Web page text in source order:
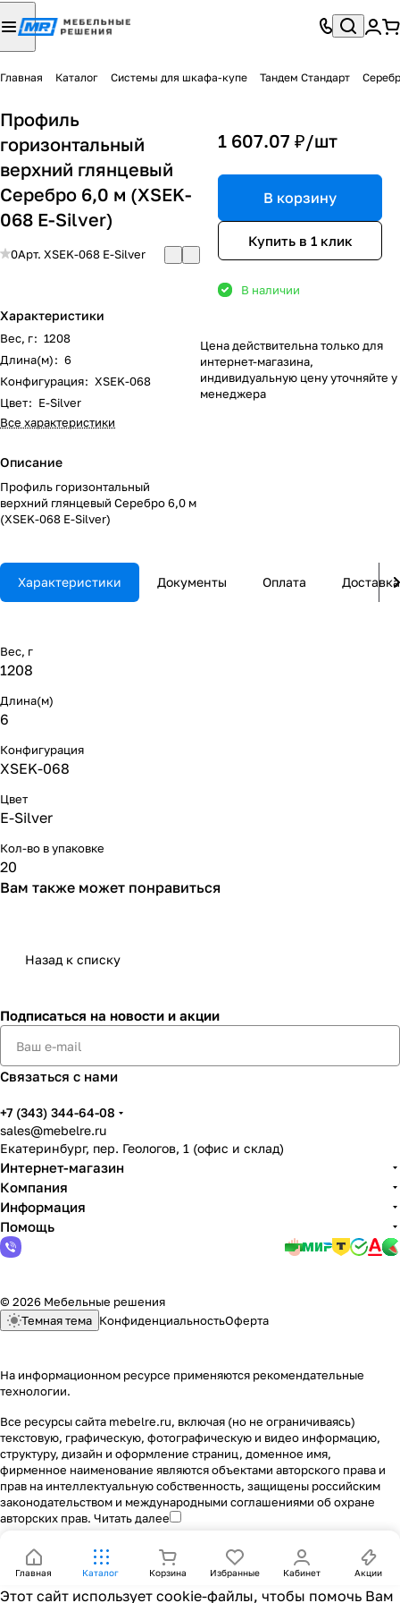
Главная Каталог Системы для шкафа-купе Тандем Стандарт
Профиль
горизонтальный
верхний глянцевый
Серебро 6,0 м (XSEK-
068 E-Silver)
0Арт. XSEK-068 E-Silver
Характеристики
Вес, г: 1208
Длина(м): 6
Конфигурация: XSEK-068
Цвет: E-Silver
Все характеристики
Описание
Профиль горизонтальный
верхний глянцевый Серебро 6,0 м
(XSEK-068 E-Silver)
1 607.07 ₽/шт
В корзину
Купить в 1 клик
В наличии
Цена действительна только для
интернет-магазина,
индивидуальную цену уточняйте у
менеджера
Характеристики Документы Оплата Доставка
Вес, г
1208
Длина(м)
6
Конфигурация
XSEK-068
Цвет
E-Silver
Кол-во в упаковке
20
Вам также может понравиться
Назад к списку
Подписаться на новости и акции
Связаться с нами
+7 (343) 344-64-08
sales@mebelre.ru
Екатеринбург, пер. Геологов, 1 (офис и склад)
Интернет-магазин
Компания
Информация
Помощь
© 2026 Мебельные решения
Темная тема КонфиденциальностьОферта
На информационном ресурсе применяются рекомендательные
технологии.
Все ресурсы сайта mebelre.ru, включая (но не ограничиваясь)
текстовую, графическую, фотографическую и видео информацию,
структуру, дизайн и оформление страниц, доменное имя,
фирменное наименование являются объектами авторского права и
прав на интеллектуальную собственность, защищены российским
законодательством и международными соглашениями об охране
авторских прав. Читать далее
Главная Каталог Корзина Избранные Кабинет Акции
Этот сайт использует cookie-файлы, чтобы помочь Вам